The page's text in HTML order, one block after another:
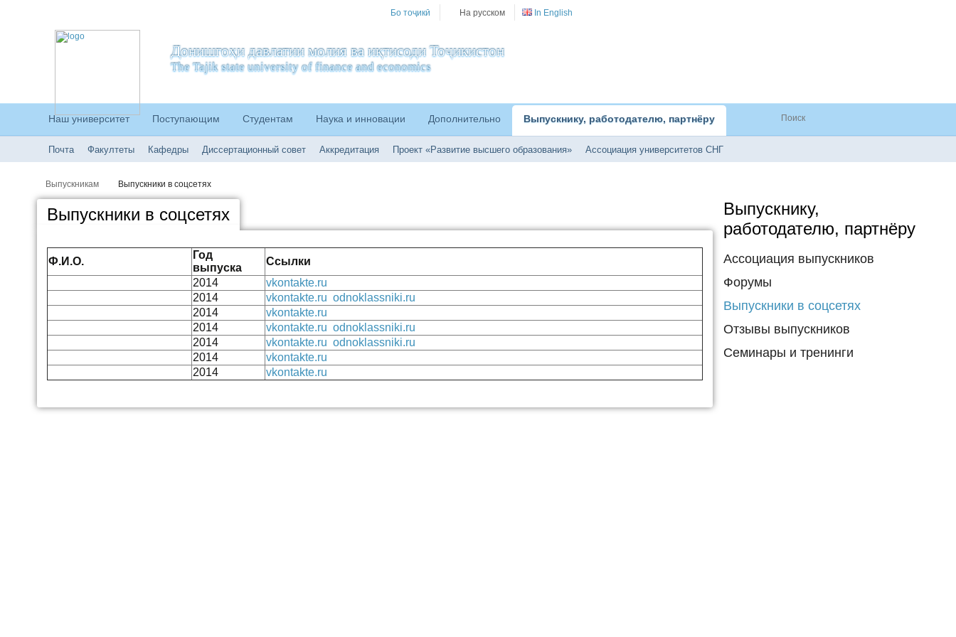
Бо тоҷикӣ На русском In English
Донишгоҳи давлатии молия ва иқтисоди Тоҷикистон
The Tajik state university of finance and economics
Наш университет Поступающим Студентам Наука и инновации Дополнительно Выпускнику, работодателю, партнёру
Почта Факултеты Кафедры Диссертационный совет Аккредитация Проект «Развитие высшего образования» Ассоциация университетов СНГ
Выпускникам Выпускники в соцсетях
Выпускнику,
работодателю, партнёру
Ассоциация выпускников
Форумы
Выпускники в соцсетях
Отзывы выпускников
Семинары и тренинги
Выпускники в соцсетях
Ф.И.О.
Год
выпуска
Ссылки
2014
vkontakte.ru
2014
vkontakte.ru odnoklassniki.ru
2014
vkontakte.ru
2014
vkontakte.ru odnoklassniki.ru
2014
vkontakte.ru odnoklassniki.ru
2014
vkontakte.ru
2014
vkontakte.ru